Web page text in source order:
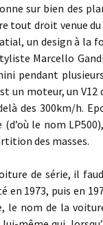
bien des plans,
tout droit venue
un design à la
Marcello
pendant
un moteur, un
des 300km/h.
le nom
des masses.
série, il faudra
1973, puis en
le nom de la